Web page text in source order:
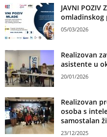
JAVNI POZIV
omladinskog
05/03/2026
Realizovan
asistente u
20/01/2026
Realizovan
osoba s
samostalan
23/12/2025